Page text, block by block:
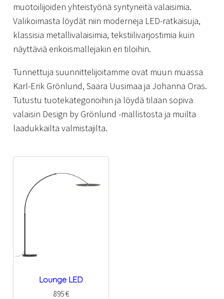
muotoilijoiden yhteistyönä syntyneitä valaisimia.
Valikoimasta löydät niin moderneja LED-ratkaisuja,
klassisia metallivalaisimia, tekstiilivarjostimia kuin
näyttäviä erikoismallejakin eri tiloihin.
Tunnettuja suunnittelijoitamme ovat muun muassa
Karl-Erik Grönlund, Saara Uusimaa ja Johanna Oras.
Tutustu tuotekategorioihin ja löydä tilaan sopiva
valaisin Design by Grönlund -mallistosta ja muilta
laadukkailta valmistajilta.
Lounge LED
895€